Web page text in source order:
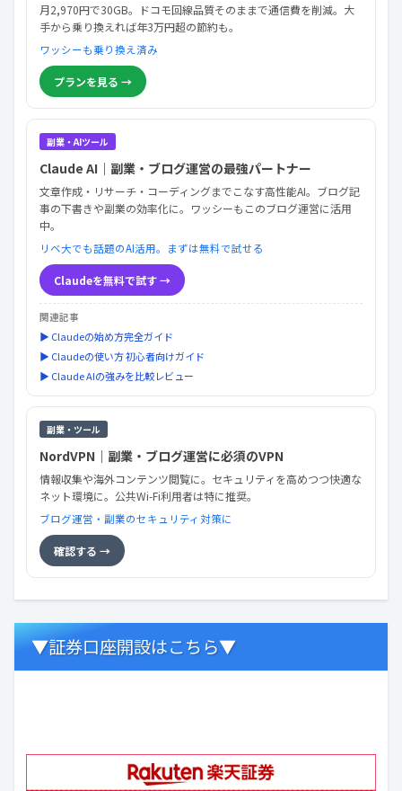
月2,970円で30GB。ドコモ回線品質そのままで通信費を削減。大
手から乗り換えれば年3万円超の節約も。
ワッシーも乗り換え済み
プランを見る →
副業・AIツール
Claude AI｜副業・ブログ運営の最強パートナー
文章作成・リサーチ・コーディングまでこなす高性能AI。ブログ記
事の下書きや副業の効率化に。ワッシーもこのブログ運営に活用
中。
リベ大でも話題のAI活用。まずは無料で試せる
Claudeを無料で試す →
関連記事
▶ Claudeの始め方完全ガイド
▶ Claudeの使い方 初心者向けガイド
▶ Claude AIの強みを比較レビュー
副業・ツール
NordVPN｜副業・ブログ運営に必須のVPN
情報収集や海外コンテンツ閲覧に。セキュリティを高めつつ快適な
ネット環境に。公共Wi-Fi利用者は特に推奨。
ブログ運営・副業のセキュリティ対策に
確認する →
▼証券口座開設はこちら▼